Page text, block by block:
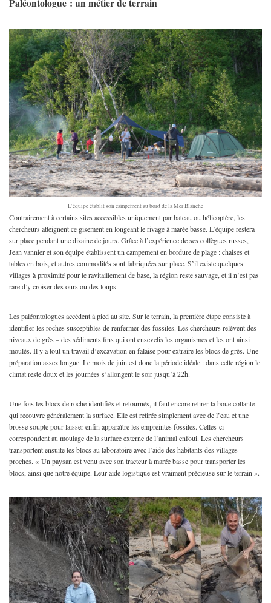
Paléontologue : un métier de terrain
L’équipe établit son campement au bord de la Mer Blanche
Contrairement à certains sites accessibles uniquement par bateau ou hélicoptère, les
chercheurs atteignent ce gisement en longeant le rivage à marée basse. L’équipe restera
sur place pendant une dizaine de jours. Grâce à l’expérience de ses collègues russes,
Jean vannier et son équipe établissent un campement en bordure de plage : chaises et
tables en bois, et autres commodités sont fabriquées sur place. S’il existe quelques
villages à proximité pour le ravitaillement de base, la région reste sauvage, et il n’est pas
rare d’y croiser des ours ou des loups.
Les paléontologues accèdent à pied au site. Sur le terrain, la première étape consiste à
identifier les roches susceptibles de renfermer des fossiles. Les chercheurs relèvent des
niveaux de grès – des sédiments fins qui ont ensevelisles organismes et les ont ainsi
moulés. Il y a tout un travail d’excavation en falaise pour extraire les blocs de grès. Une
préparation assez longue. Le mois de juin est donc la période idéale : dans cette région le
climat reste doux et les journées s’allongent le soir jusqu’à 22h.
Une fois les blocs de roche identifiés et retournés, il faut encore retirer la boue collante
qui recouvre généralement la surface. Elle est retirée simplement avec de l’eau et une
brosse souple pour laisser enfin apparaître les empreintes fossiles. Celles-ci
correspondent au moulage de la surface externe de l’animal enfoui. Les chercheurs
transportent ensuite les blocs au laboratoire avec l’aide des habitants des villages
proches. « Un paysan est venu avec son tracteur à marée basse pour transporter les
blocs, ainsi que notre équipe. Leur aide logistique est vraiment précieuse sur le terrain ».